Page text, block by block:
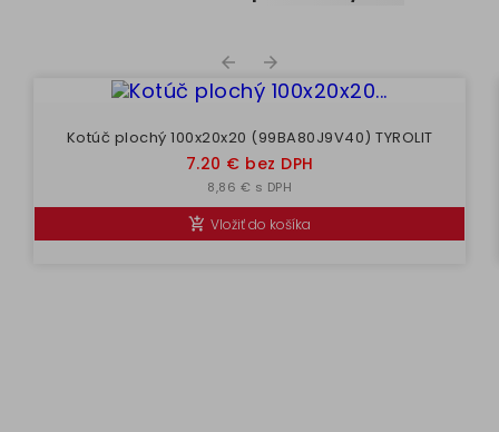
 
Kotúč plochý 100x20x20 (99BA80J9V40) TYROLIT
Cena
7.20 € bez DPH
8,86 € s DPH
 Vložiť do košíka